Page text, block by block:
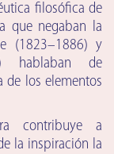
filosófica de
que negaban la
(1823–1886) y
hablaban de
de los elementos
contribuye a
la inspiración la